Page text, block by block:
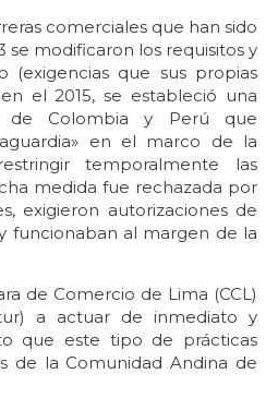
comerciales que han sido
se modificaron los requisitos y
(exigencias que sus propias
el 2015, se estableció una
de Colombia y Perú que
en el marco de la
temporalmente las
medida fue rechazada por
exigieron autorizaciones de
funcionaban al margen de la
de Comercio de Lima (CCL)
a actuar de inmediato y
que este tipo de prácticas
de la Comunidad Andina de